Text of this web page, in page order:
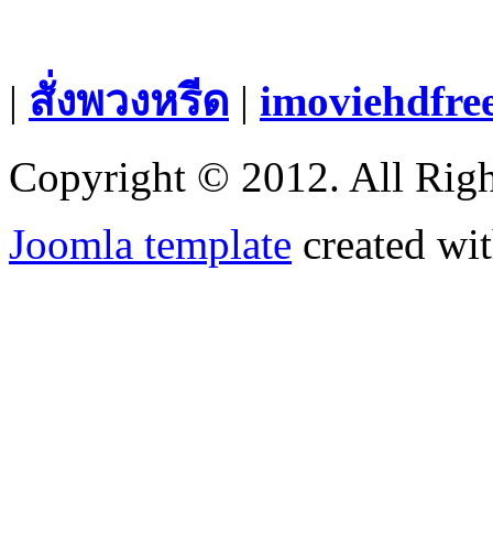
| สั่งพวงหรีด |
Copyright © 2012. All
Joomla template created